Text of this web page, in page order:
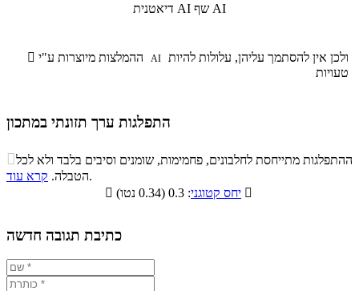
דיאטנית AI שף AI
 AI
טעויות
התפלגות ערך תזונתי במתכון
התפלגות ערך תזונתי במתכון
סיבים
תזונתיים
שומנים חלבונים
64.1%
ההתפלגות מתייחסת לחלבונים, פחמימות, שומנים וסיבים בלבד ולא לכל
הטבלה. קרא עוד
.

יחס קטוגני 
כתיבת תגובה חדשה